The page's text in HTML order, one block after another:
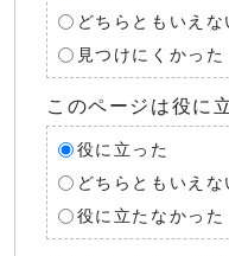
どちらともいえな
見つけにくかった
このページは役に
役に立った
どちらともいえな
役に立たなかった